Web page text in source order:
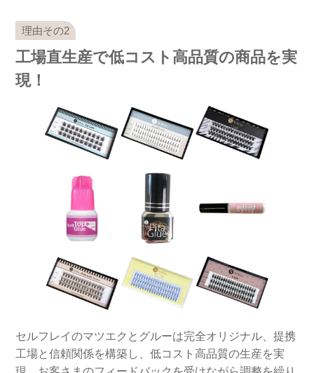
工場直生産で低コスト高品質の商品を実
現！
セルフレイのマツエクとグルーは完全オリジナル、提携
工場と信頼関係を構築し、低コスト高品質の生産を実